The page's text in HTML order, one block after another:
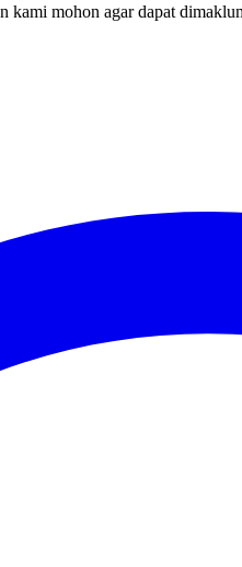
mohon agar dapat